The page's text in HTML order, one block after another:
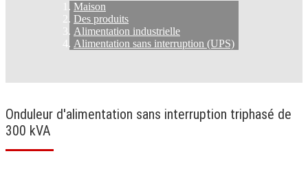
Maison
Des produits
Alimentation industrielle
Alimentation sans interruption (UPS)
Onduleur d'alimentation sans interruption triphasé de
300 kVA